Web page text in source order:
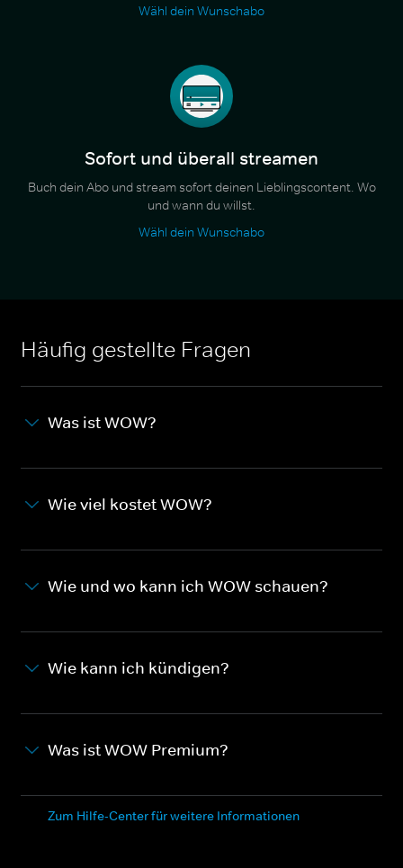
Wähl dein Wunschabo
Sofort und überall streamen
Buch dein Abo und stream sofort deinen Lieblingscontent. Wo
und wann du willst.
Wähl dein Wunschabo
Häufig gestellte Fragen
Was ist WOW?
Wie viel kostet WOW?
Wie und wo kann ich WOW schauen?
Wie kann ich kündigen?
Was ist WOW Premium?
Zum Hilfe-Center für weitere Informationen